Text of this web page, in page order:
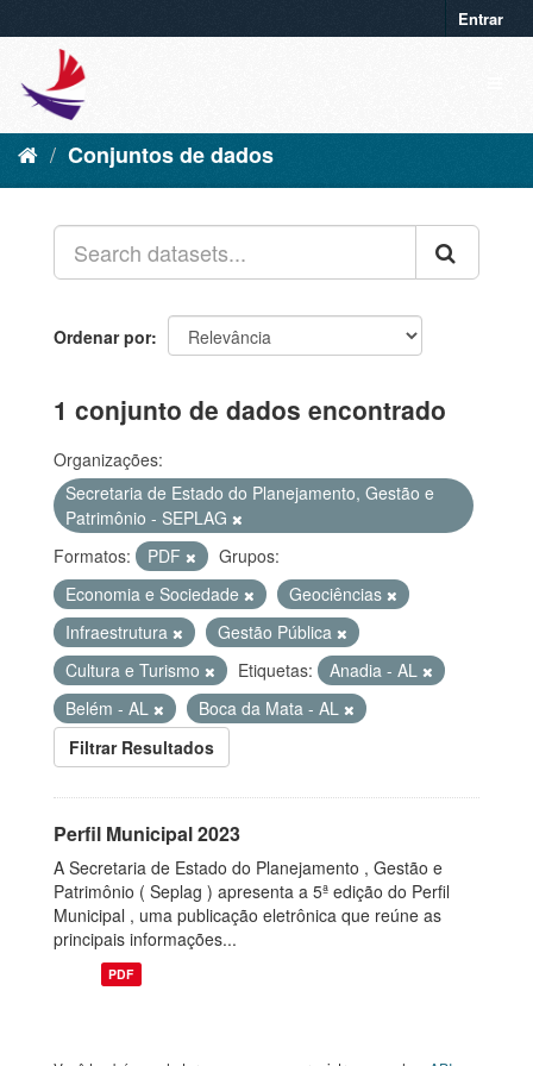
Entrar
Conjuntos de dados
Ordenar por
1 conjunto de dados encontrado
Organizações:
Secretaria de Estado do Planejamento, Gestão e
Patrimônio - SEPLAG
Formatos:
PDF
Grupos:
Economia e Sociedade
Geociências
Infraestrutura
Gestão Pública
Cultura e Turismo
Etiquetas:
Anadia - AL
Belém - AL
Boca da Mata - AL
Filtrar Resultados
Perfil Municipal 2023
A Secretaria de Estado do Planejamento , Gestão e
Patrimônio ( Seplag ) apresenta a 5ª edição do Perfil
Municipal , uma publicação eletrônica que reúne as
principais informações...
PDF